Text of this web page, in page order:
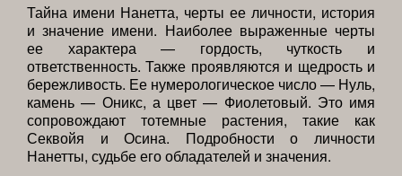
Тайна имени Нанетта, черты ее личности, история
и значение имени. Наиболее выраженные черты
ее характера — гордость, чуткость и
ответственность. Также проявляются и щедрость и
бережливость. Ее нумерологическое число — Нуль,
камень — Оникс, а цвет — Фиолетовый. Это имя
сопровождают тотемные растения, такие как
Секвойя и Осина. Подробности о личности
Нанетты, судьбе его обладателей и значения.